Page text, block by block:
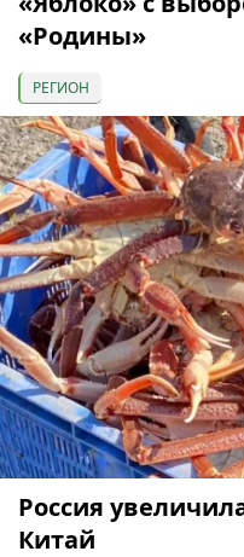
«Родины»
РЕГИОН
Россия
Китай